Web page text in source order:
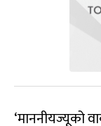
‘माननीयज्यूको